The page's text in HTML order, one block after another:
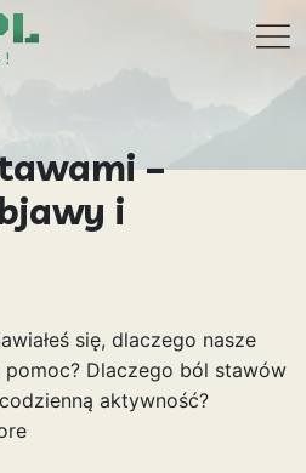
–
i
się, dlaczego nasze
Dlaczego ból stawów
aktywność?